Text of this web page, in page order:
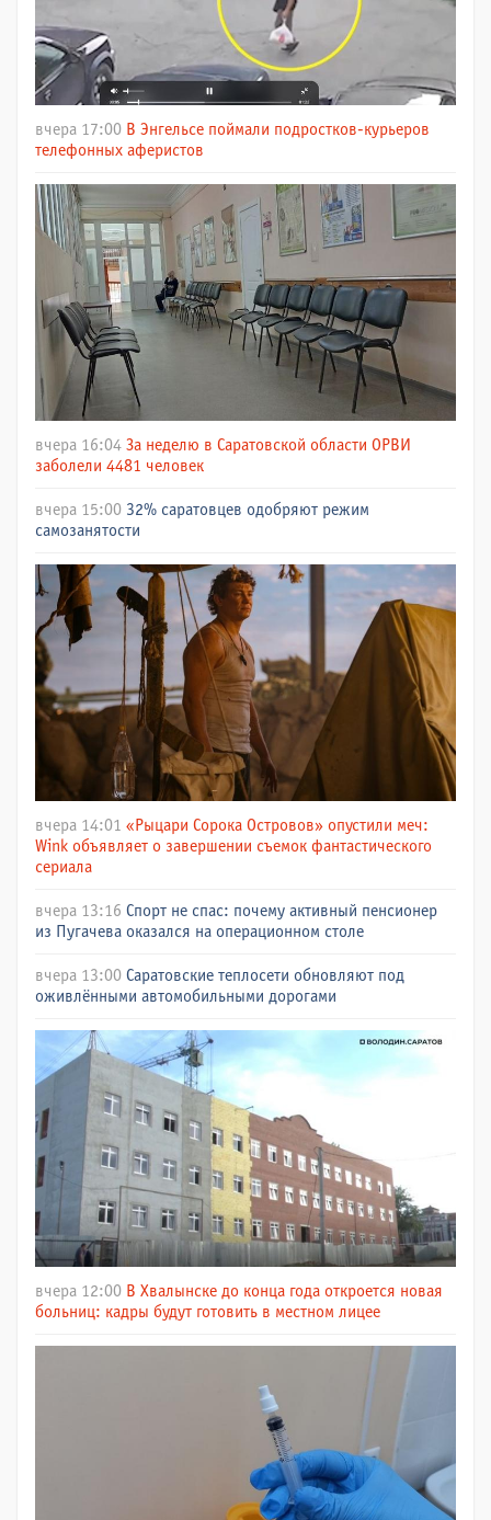
вчера 17:00 В Энгельсе поймали подростков-курьеров
телефонных аферистов
вчера 16:04 За неделю в Саратовской области ОРВИ
заболели 4481 человек
вчера 15:00 32% саратовцев одобряют режим
самозанятости
вчера 14:01 «Рыцари Сорока Островов» опустили меч:
Wink объявляет о завершении съемок фантастического
сериала
вчера 13:16 Спорт не спас: почему активный пенсионер
из Пугачева оказался на операционном столе
вчера 13:00 Саратовские теплосети обновляют под
оживлёнными автомобильными дорогами
вчера 12:00 В Хвалынске до конца года откроется новая
больниц: кадры будут готовить в местном лицее